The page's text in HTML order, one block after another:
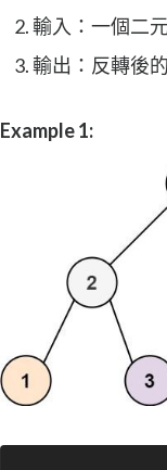
輸入：一個二
輸出：反轉後
Example 1: